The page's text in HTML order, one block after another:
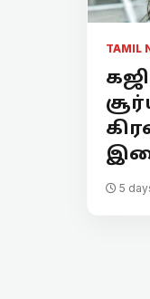
TAMIL
5